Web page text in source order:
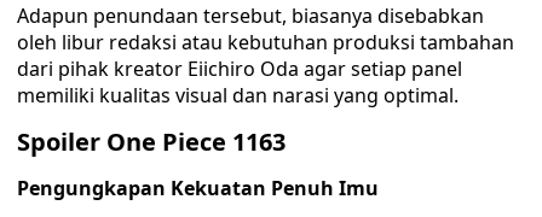
Adapun penundaan tersebut, biasanya disebabkan
oleh libur redaksi atau kebutuhan produksi tambahan
dari pihak kreator Eiichiro Oda agar setiap panel
memiliki kualitas visual dan narasi yang optimal.
Spoiler One Piece 1163
Pengungkapan Kekuatan Penuh Imu